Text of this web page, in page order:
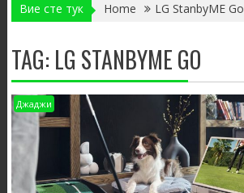
Вие сте тук Home LG StanbyME Go
TAG: LG STANBYME GO
Джаджи